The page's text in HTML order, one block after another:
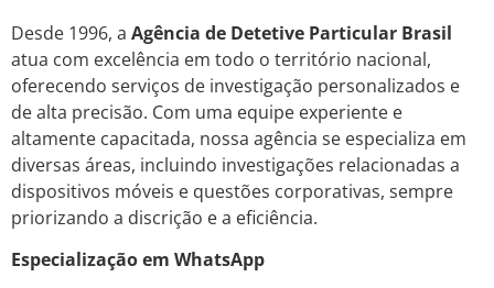
Desde 1996, a Agência de Detetive Particular Brasil
atua com excelência em todo o território nacional,
oferecendo serviços de investigação personalizados e
de alta precisão. Com uma equipe experiente e
altamente capacitada, nossa agência se especializa em
diversas áreas, incluindo investigações relacionadas a
dispositivos móveis e questões corporativas, sempre
priorizando a discrição e a eficiência.
Especialização em WhatsApp